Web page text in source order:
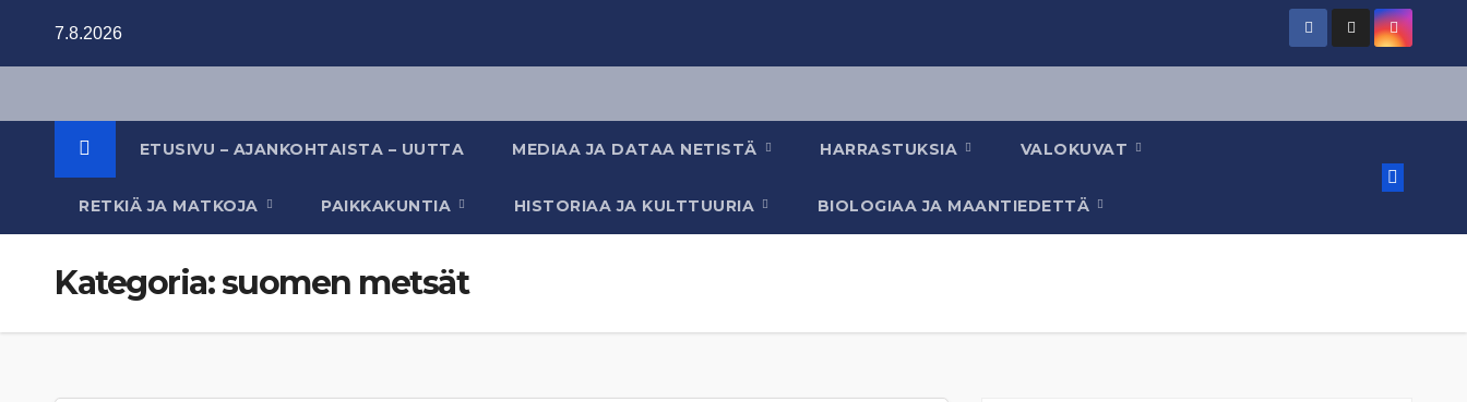
7.8.2026
ETUSIVU – AJANKOHTAISTA – UUTTA MEDIAA JA DATAA NETISTÄ HARRASTUKSIA VALOKUVAT
RETKIÄ JA MATKOJA PAIKKAKUNTIA HISTORIAA JA KULTTUURIA BIOLOGIAA JA MAANTIEDETTÄ
Kategoria:suomen metsät